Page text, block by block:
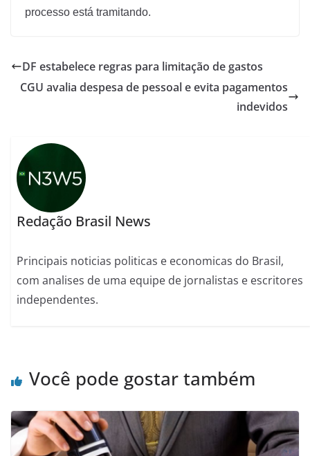
processo está tramitando.
DF estabelece regras para limitação de gastos
CGU avalia despesa de pessoal e evita pagamentos
indevidos
Redação Brasil News
Principais noticias politicas e economicas do Brasil,
com analises de uma equipe de jornalistas e escritores
independentes.
Você pode gostar também